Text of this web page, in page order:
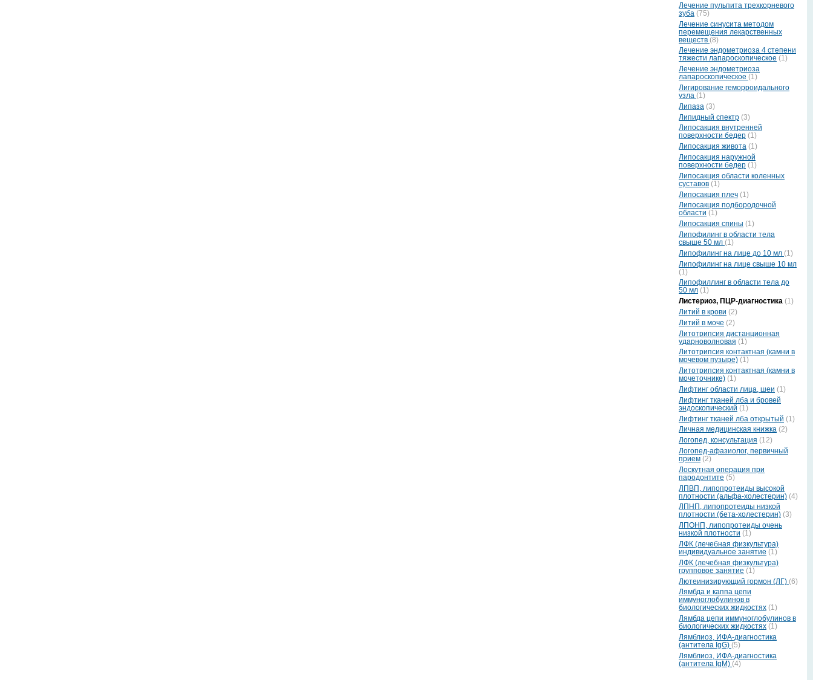
Лечение пульпита трехкорневого
зуба (75)
Лечение синусита методом
перемещения лекарственных
веществ (8)
Лечение эндометриоза 4 степени
тяжести лапароскопическое (1)
Лечение эндометриоза
лапароскопическое (1)
Лигирование геморроидального
узла (1)
Липаза (3)
Липидный спектр (3)
Липосакция внутренней
поверхности бедер (1)
Липосакция живота (1)
Липосакция наружной
поверхности бедер (1)
Липосакция области коленных
суставов (1)
Липосакция плеч (1)
Липосакция подбородочной
области (1)
Липосакция спины (1)
Липофилинг в области тела
свыше 50 мл (1)
Липофилинг на лице до 10 мл (1)
Липофилинг на лице свыше 10 мл
(1)
Липофиллинг в области тела до
50 мл (1)
Листериоз, ПЦР-диагностика (1)
Литий в крови (2)
Литий в моче (2)
Литотрипсия дистанционная
ударноволновая (1)
Литотрипсия контактная (камни в
мочевом пузыре) (1)
Литотрипсия контактная (камни в
мочеточнике) (1)
Лифтинг области лица, шеи (1)
Лифтинг тканей лба и бровей
эндоскопический (1)
Лифтинг тканей лба открытый (1)
Личная медицинская книжка (2)
Логопед, консультация (12)
Логопед-афазиолог, первичный
прием (2)
Лоскутная операция при
пародонтите (5)
ЛПВП, липопротеиды высокой
плотности (альфа-холестерин) (4)
ЛПНП, липопротеиды низкой
плотности (бета-холестерин) (3)
ЛПОНП, липопротеиды очень
низкой плотности (1)
ЛФК (лечебная физкультура)
индивидуальное занятие (1)
ЛФК (лечебная физкультура)
групповое занятие (1)
Лютеинизирующий гормон (ЛГ) (6)
Лямбда и каппа цепи
иммуноглобулинов в
биологических жидкостях (1)
Лямбда цепи иммуноглобулинов в
биологических жидкостях (1)
Лямблиоз, ИФА-диагностика
(антитела IgG) (5)
Лямблиоз, ИФА-диагностика
(антитела IgМ) (4)